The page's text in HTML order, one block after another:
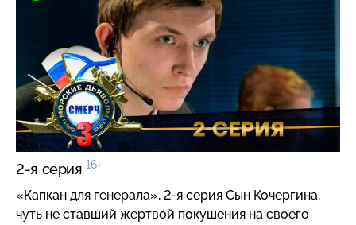
2-я серия 16+
«Капкан для генерала», 2-я серия Сын Кочергина,
чуть не ставший жертвой покушения на своего